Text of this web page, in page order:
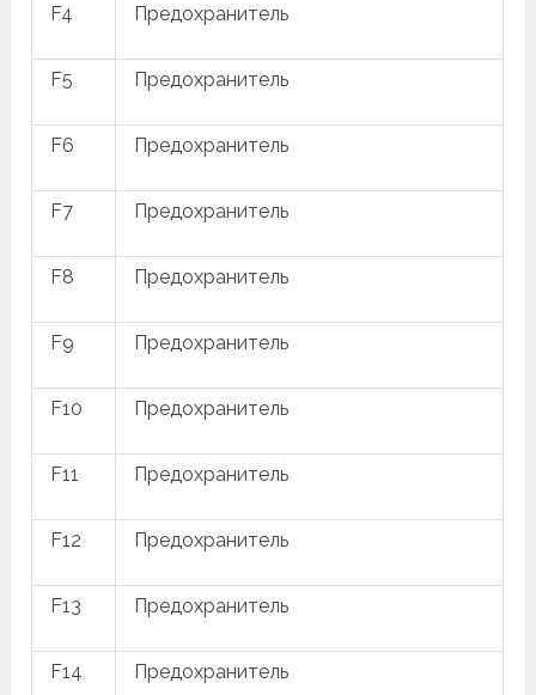
F4 Предохранитель
F5 Предохранитель
F6 Предохранитель
F7 Предохранитель
F8 Предохранитель
F9 Предохранитель
F10 Предохранитель
F11 Предохранитель
F12 Предохранитель
F13 Предохранитель
F14 Предохранитель